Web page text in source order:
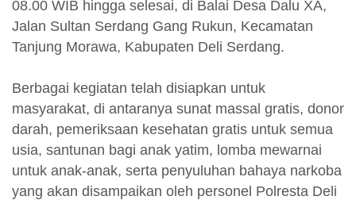
08.00 WIB hingga selesai, di Balai Desa Dalu XA,
Jalan Sultan Serdang Gang Rukun, Kecamatan
Tanjung Morawa, Kabupaten Deli Serdang.
Berbagai kegiatan telah disiapkan untuk
masyarakat, di antaranya sunat massal gratis, donor
darah, pemeriksaan kesehatan gratis untuk semua
usia, santunan bagi anak yatim, lomba mewarnai
untuk anak-anak, serta penyuluhan bahaya narkoba
yang akan disampaikan oleh personel Polresta Deli